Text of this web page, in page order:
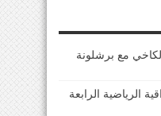
مع برشلونة
الرياضية الرابعة